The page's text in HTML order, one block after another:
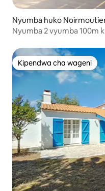
Nyumba huko
Nyumba 2 vyumba 100m
Kipendwa cha wageni
Kipendwa cha wageni